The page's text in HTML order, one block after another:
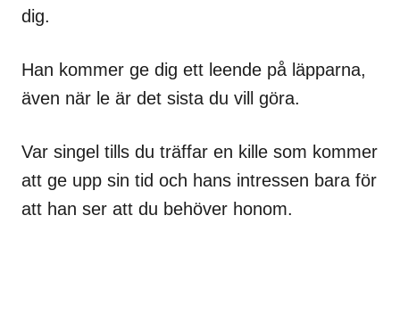
dig.
Han kommer ge dig ett leende på läpparna,
även när le är det sista du vill göra.
Var singel tills du träffar en kille som kommer
att ge upp sin tid och hans intressen bara för
att han ser att du behöver honom.